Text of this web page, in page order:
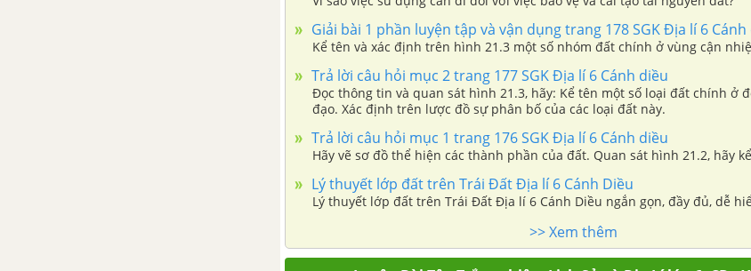
Giải bài 1 phần luyện tập và vận dụng trang 178 SGK Địa lí 6 Cánh
Kể tên và xác định trên hình 21.3 một số nhóm đất chính ở vùng cận
Trả lời câu hỏi mục 2 trang 177 SGK Địa lí 6 Cánh diều
Đọc thông tin và quan sát hình 21.3, hãy: Kể tên một số loại đất chính ở
đạo. Xác định trên lược đồ sự phân bố của các loại đất này.
Trả lời câu hỏi mục 1 trang 176 SGK Địa lí 6 Cánh diều
Hãy vẽ sơ đồ thể hiện các thành phần của đất. Quan sát hình 21.2, hãy
Lý thuyết lớp đất trên Trái Đất Địa lí 6 Cánh Diều
Lý thuyết lớp đất trên Trái Đất Địa lí 6 Cánh Diều ngắn gọn, đầy đủ, dễ
>> Xem thêm